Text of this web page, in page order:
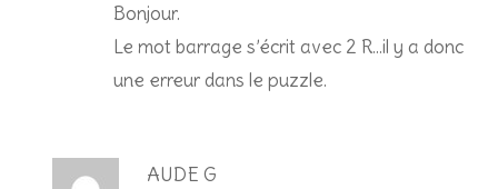
Bonjour.
Le mot barrage s’écrit avec 2 R…il y a donc
une erreur dans le puzzle.
AUDE G